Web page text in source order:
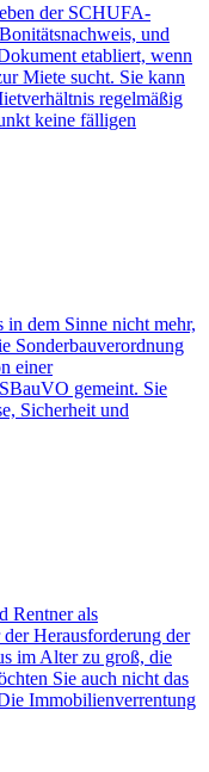
der SCHUFA-
und
etabliert, wenn
Miete sucht. Sie kann
regelmäßig
keine fälligen
dem Sinne nicht mehr,
Sonderbauverordnung
einer
gemeint. Sie
Sicherheit und
Rentner als
Herausforderung der
im Alter zu groß, die
Sie auch nicht das
Immobilienverrentung